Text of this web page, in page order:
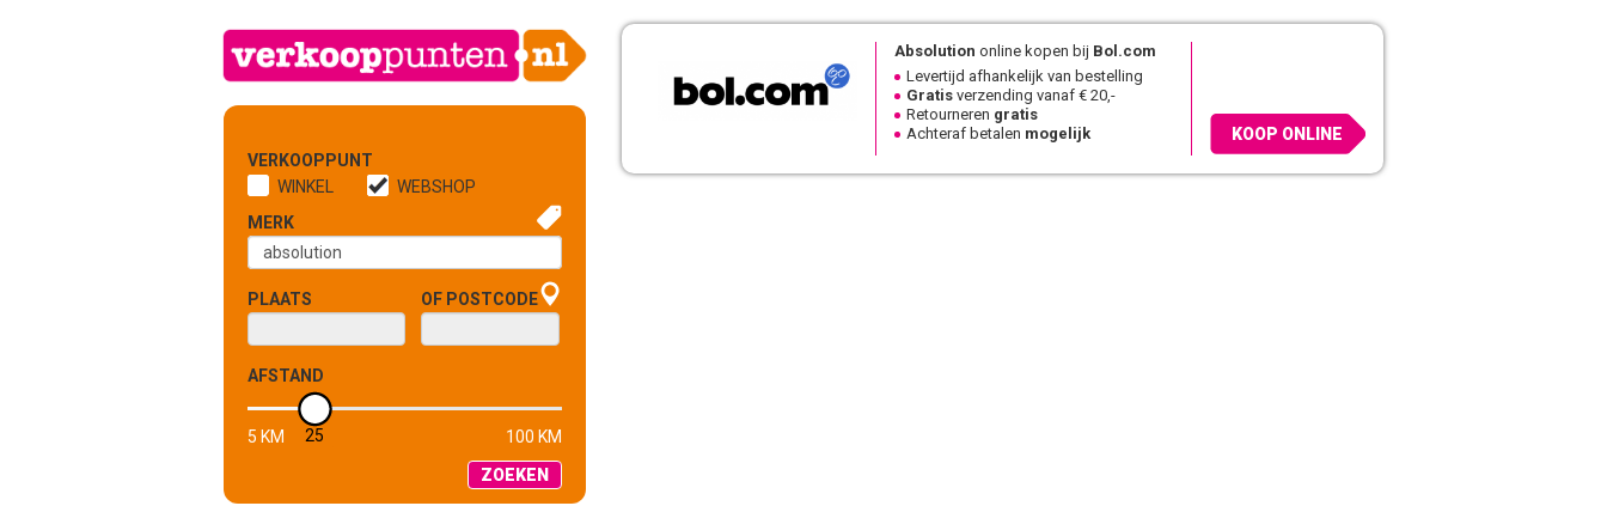
VERKOOPPUNT
WINKEL
WEBSHOP
MERK
PLAATS OF POSTCODE
AFSTAND
5 KM 25
100 KM
ZOEKEN
Absolution online kopen bij Bol.com
Levertijd afhankelijk van bestelling
Gratis verzending vanaf € 20,-
Retourneren gratis
Achteraf betalen mogelijk KOOP ONLINE